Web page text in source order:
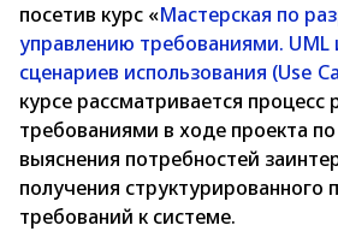
посетив курс «Мастерская по
управлению требованиями.
сценариев использования (Use
курсе рассматривается процесс
требованиями в ходе проекта
выяснения потребностей
получения структурированного
требований к системе.